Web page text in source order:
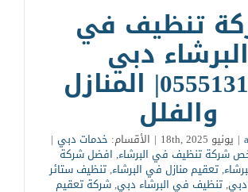
تنظيف في
البرشاء دبي
|0555131203| المنازل
والفلل
| يونيو 18th, 2025 | الأقسام: خدمات دبي |
شركة تنظيف في البرشاء, افضل شركة
,تعقيم منازل في البرشاء,تنظيف ستائر
,تنظيف في البرشاء دبي,شركة تعقيم